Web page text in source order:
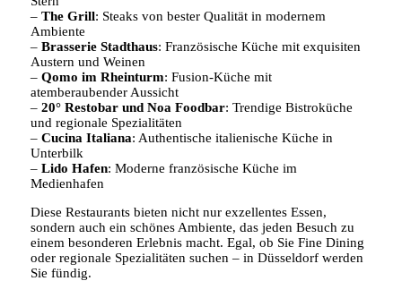
– The Grill: Steaks von bester Qualität in modernem
Ambiente
– Brasserie Stadthaus: Französische Küche mit exquisiten
Austern und Weinen
– Qomo im Rheinturm: Fusion-Küche mit
atemberaubender Aussicht
– 20° Restobar und Noa Foodbar: Trendige Bistroküche
und regionale Spezialitäten
– Cucina Italiana: Authentische italienische Küche in
Unterbilk
– Lido Hafen: Moderne französische Küche im
Medienhafen
Diese Restaurants bieten nicht nur exzellentes Essen,
sondern auch ein schönes Ambiente, das jeden Besuch zu
einem besonderen Erlebnis macht. Egal, ob Sie Fine Dining
oder regionale Spezialitäten suchen – in Düsseldorf werden
Sie fündig.